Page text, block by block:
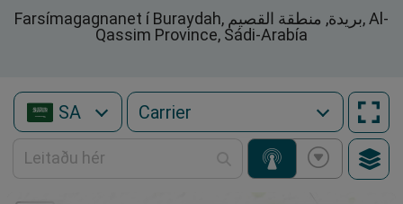
Farsímagagnanet í Buraydah, بريدة, منطقة القصيم, Al-
Qassim Province, Sádi-Arabía
SA